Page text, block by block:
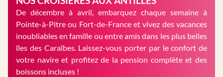
De décembre à avril, embarquez chaque semaine à
Pointe-à-Pitre ou Fort-de-France et vivez des vacances
inoubliables en famille ou entre amis dans les plus belles
îles des Caraïbes. Laissez-vous porter par le confort de
votre navire et profitez de la pension complète et des
boissons incluses !